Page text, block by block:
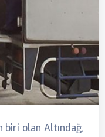
biri olan Altındağ,